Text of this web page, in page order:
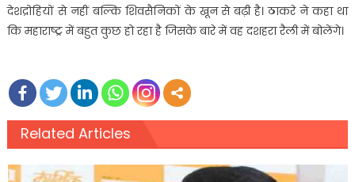
देशद्रोहियों से नहीं बल्कि शिवसैनिकों के खून से बढ़ी है। ठाकरे ने कहा था
कि महाराष्ट्र में बहुत कुछ हो रहा है जिसके बारे में वह दशहरा रैली में बोलेंगे।
Related Articles